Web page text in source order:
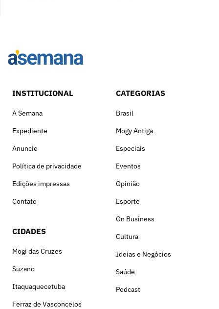
INSTITUCIONAL
A Semana
Expediente
Anuncie
Política de privacidade
Edições impressas
Contato
CIDADES
Mogi das Cruzes
Suzano
Itaquaquecetuba
Ferraz de Vasconcelos
CATEGORIAS
Brasil
Mogy Antiga
Especiais
Eventos
Opinião
Esporte
On Business
Cultura
Ideias e Negócios
Saúde
Podcast